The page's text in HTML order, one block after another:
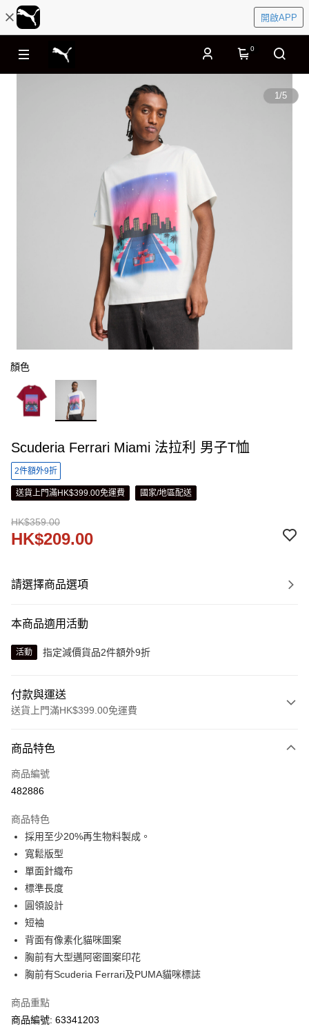
開啟APP
0
1/5
顏色
Scuderia Ferrari Miami 法拉利 男子T恤
2件額外9折
送貨上門滿HK$399.00免運費 國家/地區配送
HK$359.00
HK$209.00
請選擇商品選項
本商品適用活動
活動 指定減價貨品2件額外9折
付款與運送
送貨上門滿HK$399.00免運費
信用卡
線上付款
Alipay, PayMe, WeChat Pay, UnionPay, FPS
送貨方式
單筆訂單淨值滿$399可享免運費優惠
每筆HK$30.00，滿HK$399.00或以上免運費
滿$599可享澳門免運費優惠
商品特色
商品編號
482886
商品特色
採用至少20%再生物料製成。
寬鬆版型
單面針織布
標準長度
圓領設計
短袖
背面有像素化貓咪圖案
胸前有大型邁阿密圖案印花
胸前有Scuderia Ferrari及PUMA貓咪標誌
商品重點
商品編號: 63341203